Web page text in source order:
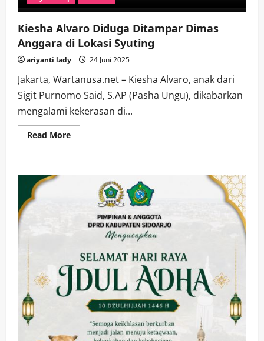
Kiesha Alvaro Diduga Ditampar Dimas
Anggara di Lokasi Syuting
ariyanti lady 24 Juni 2025
Jakarta, Wartanusa.net – Kiesha Alvaro, anak dari
Sigit Purnomo Said, S.AP (Pasha Ungu), dikabarkan
mengalami kekerasan di...
Read MoreRead
more
Ditampar
Anggara
Syuting